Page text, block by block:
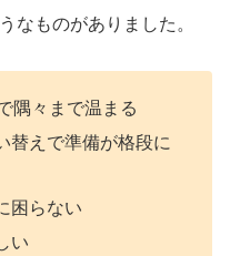
なものがありました。
隅々まで温まる
替えで準備が格段に
困らない
い